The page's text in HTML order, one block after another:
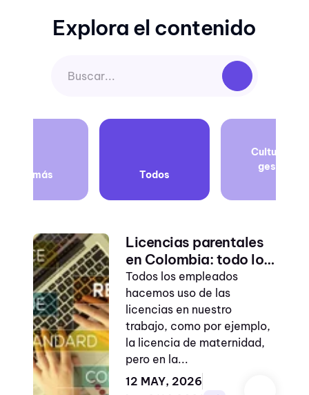
Explora el contenido
Ver más Todos
Cultura de
gestión
artificial
laboral personal
Balance de vida
Ciberseguridad
planeación
estratégica
ISO 27001
servicio al
Licencias parentales
en Colombia: todo lo
que debes saber de la
Ley 2114:2021
Todos los empleados
hacemos uso de las
licencias en nuestro
trabajo, como por ejemplo,
la licencia de maternidad,
pero en la...
12 MAY, 2026